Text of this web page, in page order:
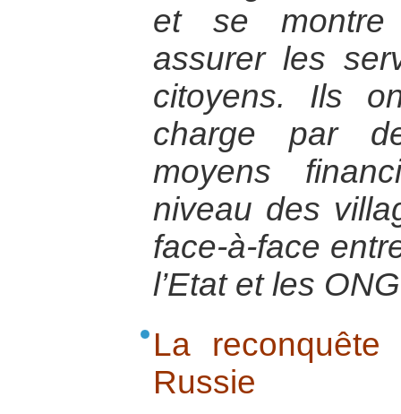
et se montre
assurer les
citoyens. Ils
charge par
moyens
niveau des
face-à-face
l’Etat et les
La
Russie